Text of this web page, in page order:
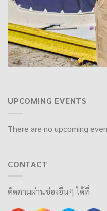
UPCOMING EVENTS
There are no upcoming
CONTACT
ติดตามผ่านช่องอื่นๆ ได้ที่